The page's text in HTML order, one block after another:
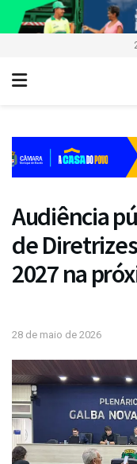
Audiência
de
2027 na
28 de maio de 2026